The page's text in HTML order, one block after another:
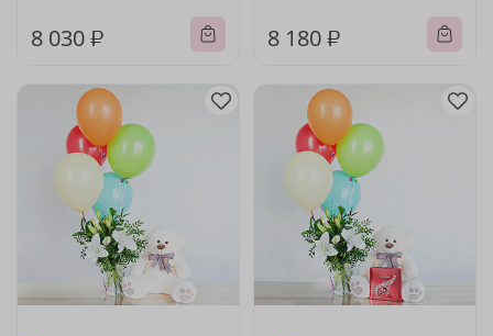
8 030 ₽ 8 180 ₽